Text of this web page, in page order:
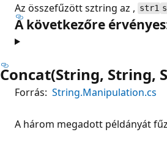
Az összefűzött sztring az , str1
A következőre
Concat(String, String,
Forrás: String.Manipulation.cs
A három megadott példányát